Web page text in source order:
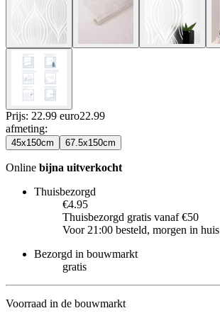
Prijs: 22.99 euro22.99
afmeting:
45x150cm 67.5x150cm
Online bijna uitverkocht
Thuisbezorgd
€4.95
Thuisbezorgd gratis vanaf €50
Voor 21:00 besteld, morgen in huis
Bezorgd in bouwmarkt
gratis
Voorraad in de bouwmarkt